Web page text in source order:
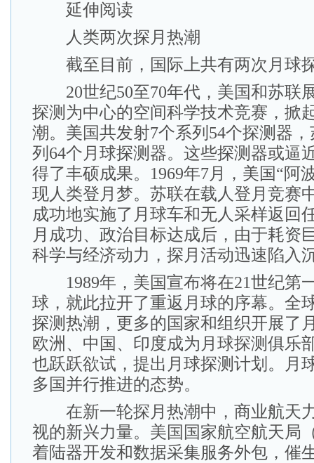
延伸阅读
人类两次探月热潮
截至目前，国际上共有两次月球
20世纪50至70年代，美国和苏联
探测为中心的空间科学技术竞赛，掀
潮。美国共发射7个系列54个探测器
列64个月球探测器。这些探测器或逼
得了丰硕成果。1969年7月，美国“阿
现人类登月梦。苏联在载人登月竞赛
成功地实施了月球车和无人采样返回
月成功、政治目标达成后，由于耗资
科学与经济动力，探月活动迅速陷入
1989年，美国宣布将在21世纪第
球，就此拉开了重返月球的序幕。全
探测热潮，更多的国家和组织开展了
欧洲、中国、印度成为月球探测俱乐
也跃跃欲试，提出月球探测计划。月
多国并行推进的态势。
在新一轮探月热潮中，商业航天
视的新兴力量。美国国家航空航天局
着陆器开发和数据采集服务外包，催